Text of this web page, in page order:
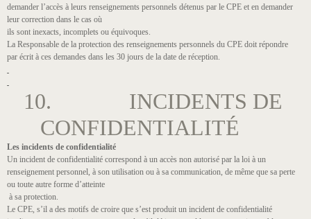
demander l’accès à leurs renseignements personnels détenus par le CPE et en demander
leur correction dans le cas où
ils sont inexacts, incomplets ou équivoques.
La Responsable de la protection des renseignements personnels du CPE doit répondre
par écrit à ces demandes dans les 30 jours de la date de réception.
10. INCIDENTS DE
CONFIDENTIALITÉ
Les incidents de confidentialité
Un incident de confidentialité correspond à un accès non autorisé par la loi à un
renseignement personnel, à son utilisation ou à sa communication, de même que sa perte
ou toute autre forme d’atteinte
à sa protection.
Le CPE, s’il a des motifs de croire que s’est produit un incident de confidentialité